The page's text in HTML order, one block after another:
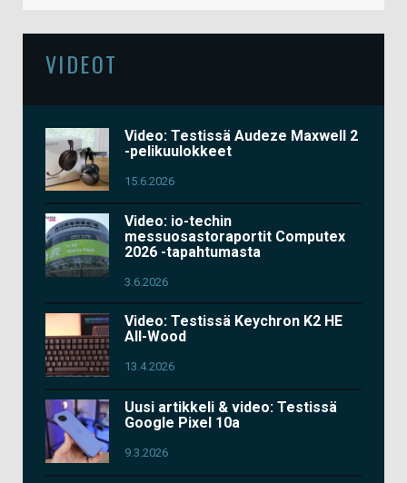
VIDEOT
Video: Testissä Audeze Maxwell 2
-pelikuulokkeet
15.6.2026
Video: io-techin
messuosastoraportit Computex
2026 -tapahtumasta
3.6.2026
Video: Testissä Keychron K2 HE
All-Wood
13.4.2026
Uusi artikkeli & video: Testissä
Google Pixel 10a
9.3.2026